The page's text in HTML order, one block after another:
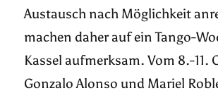
Austausch nach Möglichkeit
machen daher auf ein Tango-
Kassel aufmerksam. Vom 8.-11.
Gonzalo Alonso und Mariel